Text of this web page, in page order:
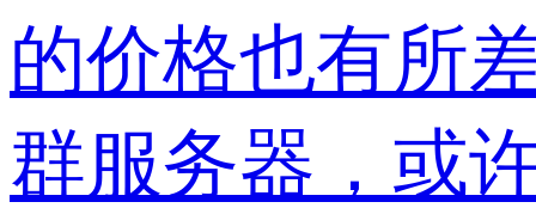
的价格也有所
群服务器，或